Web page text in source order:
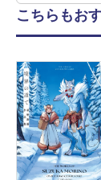
こちらもお